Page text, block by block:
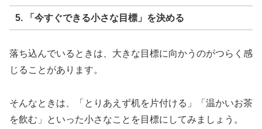
5. 「今すぐできる小さな目標」を決める
落ち込んでいるときは、大きな目標に向かうのがつらく感
じることがあります。
そんなときは、「とりあえず机を片付ける」「温かいお茶
を飲む」といった小さなことを目標にしてみましょう。